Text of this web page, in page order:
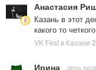
Анастасия
Казань в этот
какого то
VK Fest в Казани
Ирина день